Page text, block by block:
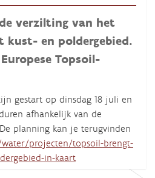
verzilting van het
kust- en poldergebied.
Topsoil-
gestart op dinsdag 18 juli en
afhankelijk van de
planning kan je terugvinden
projecten/topsoil-brengt-
in-kaart